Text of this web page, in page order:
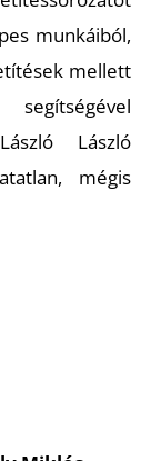
munkáiból,
mellett
László
mégis